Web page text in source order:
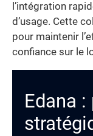
l’intégration
d’usage. Cette
pour maintenir
confiance sur le
Edana